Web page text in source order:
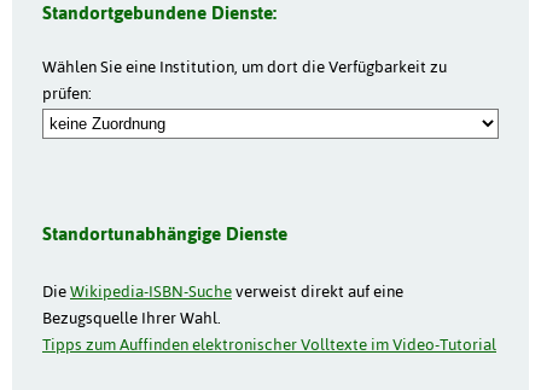
Standortgebundene Dienste:
Wählen Sie eine Institution, um dort die Verfügbarkeit zu
prüfen:
Standortunabhängige Dienste
DieWikipedia-ISBN-Sucheverweist direkt auf eine
Bezugsquelle Ihrer Wahl.
Tipps zum Auffinden elektronischer Volltexte im Video-Tutorial